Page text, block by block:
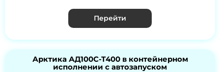
Перейти
Арктика АД100С-Т400 в контейнерном
исполнении с автозапуском